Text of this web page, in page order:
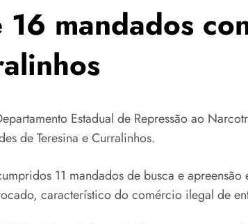
16 mandados
Estadual de Repressão ao
de Teresina e Curralinhos.
11 mandados de busca e
característico do comércio ilegal de